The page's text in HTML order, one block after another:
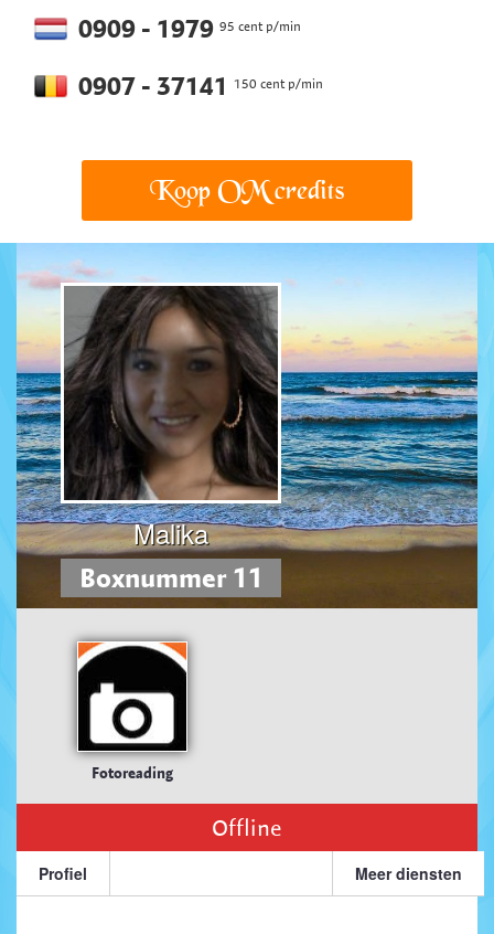
0909 - 1979 95 cent p/min
0907 - 37141 150 cent p/min
Koop OM credits
Malika
Boxnummer 11
Fotoreading
Offline
Profiel Meer diensten